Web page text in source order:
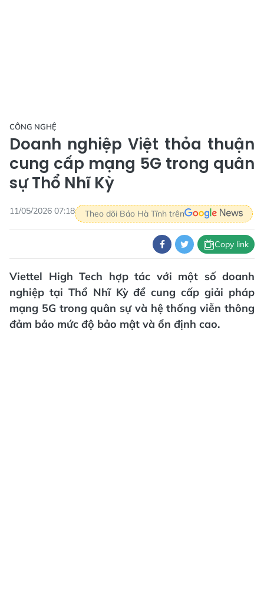
CÔNG NGHỆ
Doanh nghiệp Việt thỏa thuận
cung cấp mạng 5G trong quân
sự Thổ Nhĩ Kỳ
11/05/2026 07:18 Theo dõi Báo Hà Tĩnh trên
Copy link
Viettel High Tech hợp tác với một số doanh
nghiệp tại Thổ Nhĩ Kỳ để cung cấp giải pháp
mạng 5G trong quân sự và hệ thống viễn thông
đảm bảo mức độ bảo mật và ổn định cao.